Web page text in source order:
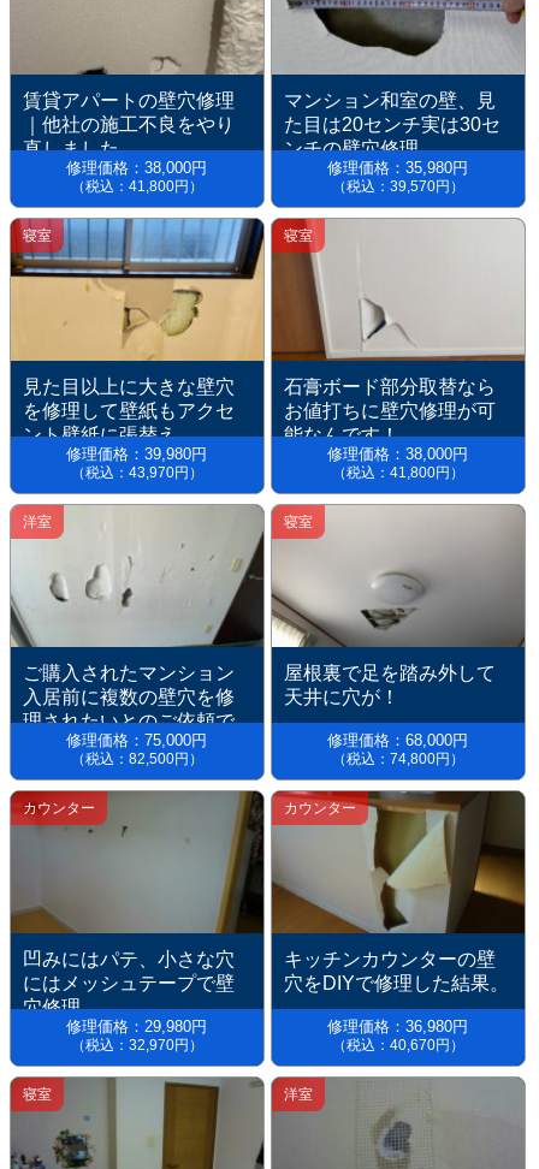
修理価格：38,000円
（税込：41,800円）
賃貸アパートの壁穴修理
｜他社の施工不良をやり
直しました。
修理価格：35,980円
（税込：39,570円）
マンション和室の壁、見
た目は20センチ実は30セ
ンチの壁穴修理
寝室
修理価格：39,980円
（税込：43,970円）
見た目以上に大きな壁穴
を修理して壁紙もアクセ
ント壁紙に張替え
寝室
修理価格：38,000円
（税込：41,800円）
石膏ボード部分取替なら
お値打ちに壁穴修理が可
能なんです！
洋室
修理価格：75,000円
（税込：82,500円）
ご購入されたマンション
入居前に複数の壁穴を修
理されたいとのご依頼で
寝室
修理価格：68,000円
（税込：74,800円）
屋根裏で足を踏み外して
天井に穴が！
カウンター
修理価格：29,980円
（税込：32,970円）
凹みにはパテ、小さな穴
にはメッシュテープで壁
穴修理
カウンター
修理価格：36,980円
（税込：40,670円）
キッチンカウンターの壁
穴をDIYで修理した結果。
寝室 洋室